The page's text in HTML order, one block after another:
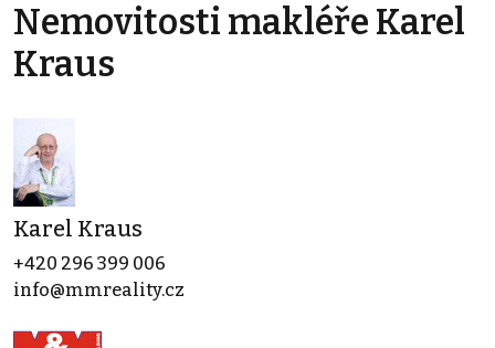
Nemovitosti makléře Karel
Kraus
Karel Kraus
+420 296 399 006
info@mmreality.cz